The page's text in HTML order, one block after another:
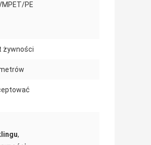
PE
żywności
,